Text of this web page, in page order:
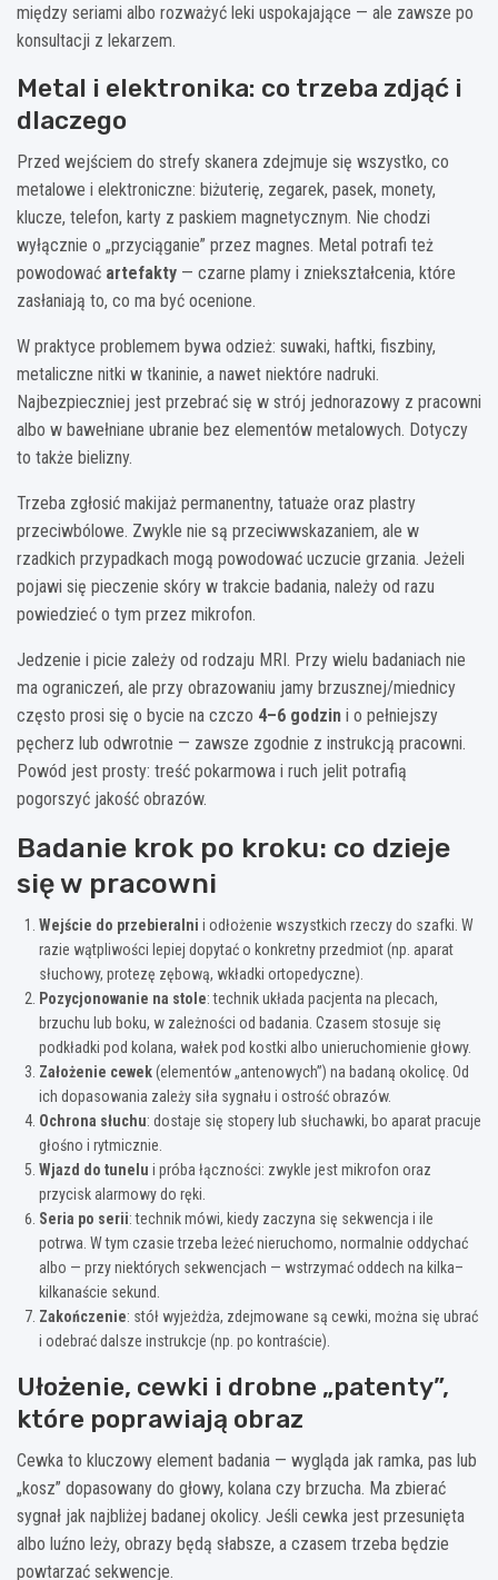
między seriami albo rozważyć leki uspokajające — ale zawsze po
konsultacji z lekarzem.
Metal i elektronika: co trzeba zdjąć i
dlaczego
Przed wejściem do strefy skanera zdejmuje się wszystko, co
metalowe i elektroniczne: biżuterię, zegarek, pasek, monety,
klucze, telefon, karty z paskiem magnetycznym. Nie chodzi
wyłącznie o „przyciąganie” przez magnes. Metal potrafi też
powodować artefakty — czarne plamy i zniekształcenia, które
zasłaniają to, co ma być ocenione.
W praktyce problemem bywa odzież: suwaki, haftki, fiszbiny,
metaliczne nitki w tkaninie, a nawet niektóre nadruki.
Najbezpieczniej jest przebrać się w strój jednorazowy z pracowni
albo w bawełniane ubranie bez elementów metalowych. Dotyczy
to także bielizny.
Trzeba zgłosić makijaż permanentny, tatuaże oraz plastry
przeciwbólowe. Zwykle nie są przeciwwskazaniem, ale w
rzadkich przypadkach mogą powodować uczucie grzania. Jeżeli
pojawi się pieczenie skóry w trakcie badania, należy od razu
powiedzieć o tym przez mikrofon.
Jedzenie i picie zależy od rodzaju MRI. Przy wielu badaniach nie
ma ograniczeń, ale przy obrazowaniu jamy brzusznej/miednicy
często prosi się o bycie na czczo 4–6 godzin i o pełniejszy
pęcherz lub odwrotnie — zawsze zgodnie z instrukcją pracowni.
Powód jest prosty: treść pokarmowa i ruch jelit potrafią
pogorszyć jakość obrazów.
Badanie krok po kroku: co dzieje
się w pracowni
Wejście do przebieralni i odłożenie wszystkich rzeczy do szafki. W
razie wątpliwości lepiej dopytać o konkretny przedmiot (np. aparat
słuchowy, protezę zębową, wkładki ortopedyczne).
Pozycjonowanie na stole: technik układa pacjenta na plecach,
brzuchu lub boku, w zależności od badania. Czasem stosuje się
podkładki pod kolana, wałek pod kostki albo unieruchomienie głowy.
Założenie cewek(elementów „antenowych”) na badaną okolicę. Od
ich dopasowania zależy siła sygnału i ostrość obrazów.
Ochrona słuchu: dostaje się stopery lub słuchawki, bo aparat pracuje
głośno i rytmicznie.
Wjazd do tunelu i próba łączności: zwykle jest mikrofon oraz
przycisk alarmowy do ręki.
Seria po serii: technik mówi, kiedy zaczyna się sekwencja i ile
potrwa. W tym czasie trzeba leżeć nieruchomo, normalnie oddychać
albo — przy niektórych sekwencjach — wstrzymać oddech na kilka–
kilkanaście sekund.
Zakończenie: stół wyjeżdża, zdejmowane są cewki, można się ubrać
i odebrać dalsze instrukcje (np. po kontraście).
Ułożenie, cewki i drobne „patenty”,
które poprawiają obraz
Cewka to kluczowy element badania — wygląda jak ramka, pas lub
„kosz” dopasowany do głowy, kolana czy brzucha. Ma zbierać
sygnał jak najbliżej badanej okolicy. Jeśli cewka jest przesunięta
albo luźno leży, obrazy będą słabsze, a czasem trzeba będzie
powtarzać sekwencje.